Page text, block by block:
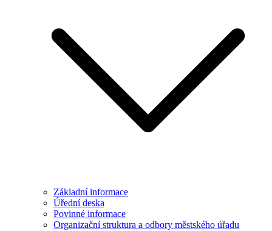
Základní informace
Úřední deska
Povinné informace
Organizační struktura a odbory městského úřadu